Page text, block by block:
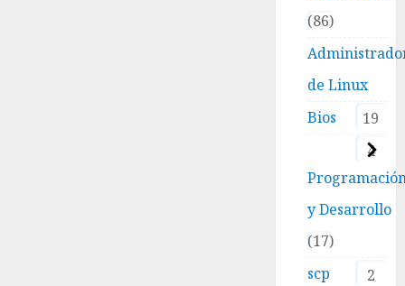
86
de Linux
19
Bios
4
y Desarrollo
17
scp
2